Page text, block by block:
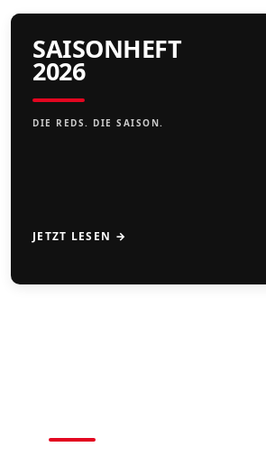
SAISONHEFT
2026
DIE REDS. DIE SAISON.
JETZT LESEN →